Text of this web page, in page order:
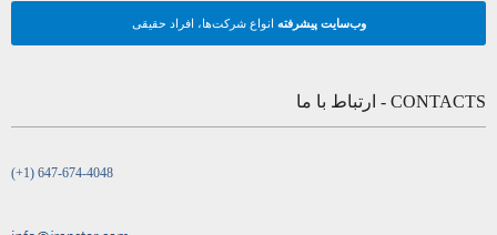
وب‌سایت پیشرفته انواع شرکت‌ها، افراد حقیقی
CONTACTS - ارتباط با ما
(+1) 647-674-4048